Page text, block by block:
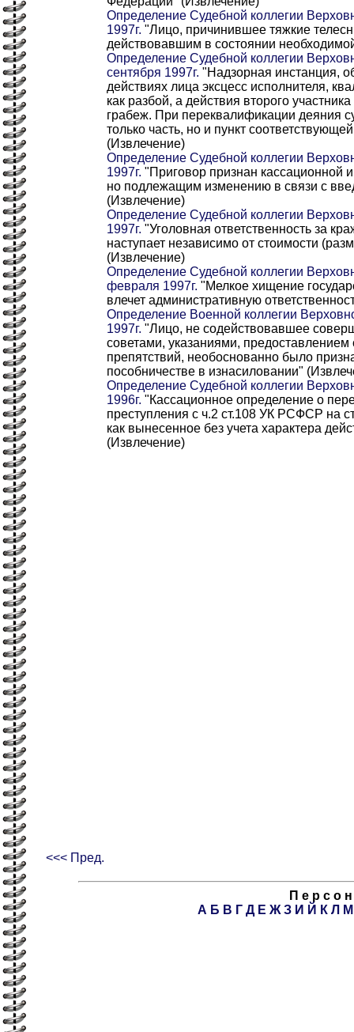
Определение Судебной коллегии
1997г. "Лицо, причинившее тяжкие
действовавшим в состоянии
Определение Судебной коллегии
сентября 1997г. "Надзорная инстанция,
действиях лица эксцесс исполнителя,
как разбой, а действия второго
грабеж. При переквалификации деяния
только часть, но и пункт
(Извлечение)
Определение Судебной коллегии
1997г. "Приговор признан кассационной
но подлежащим изменению в связи с
(Извлечение)
Определение Судебной коллегии
1997г. "Уголовная ответственность за
наступает независимо от стоимости
(Извлечение)
Определение Судебной коллегии
февраля 1997г. "Мелкое хищение
влечет административную
Определение Военной коллегии
1997г. "Лицо, не содействовавшее
советами, указаниями, предоставлением
препятствий, необоснованно было
пособничестве в изнасиловании"
Определение Судебной коллегии
1996г. "Кассационное определение о
преступления с ч.2 ст.108 УК РСФСР на
как вынесенное без учета характера
(Извлечение)
<<< Пред.
П е р с о
А Б В Г Д Е Ж З И Й К Л М